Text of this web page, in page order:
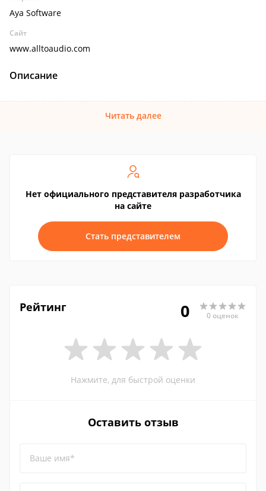
Aya Software
Сайт
www.alltoaudio.com
Описание
Читать далее
Нет официального представителя разработчика
на сайте
Стать представителем
Рейтинг 0 0 оценок
Нажмите, для быстрой оценки
Оставить отзыв
Ваше имя*